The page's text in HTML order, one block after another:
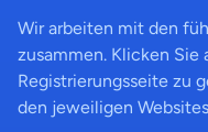
Wir arbeiten mit den
zusammen. Klicken Sie
Registrierungsseite zu
den jeweiligen